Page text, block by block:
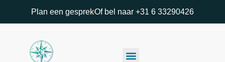
Plan een gesprekOf bel naar +31 6 33290426